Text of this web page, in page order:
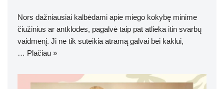
Nors dažniausiai kalbėdami apie miego kokybę minime
čiužinius ar antklodes, pagalvė taip pat atlieka itin svarbų
vaidmenį. Ji ne tik suteikia atramą galvai bei kaklui,
… Plačiau »